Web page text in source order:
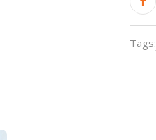
Tags: